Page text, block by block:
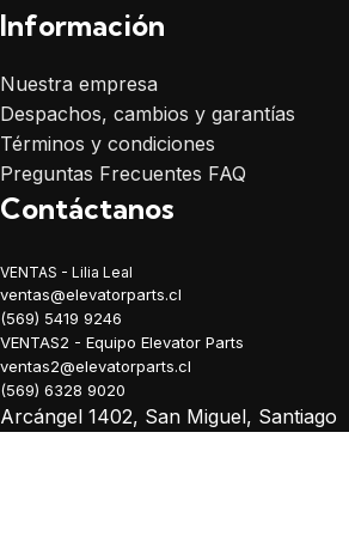
Información
Nuestra empresa
Despachos, cambios y garantías
Términos y condiciones
Preguntas Frecuentes FAQ
Contáctanos
VENTAS - Lilia Leal
ventas@elevatorparts.cl
(569) 5419 9246
VENTAS2 - Equipo Elevator Parts
ventas2@elevatorparts.cl
(569) 6328 9020
Arcángel 1402, San Miguel, Santiago